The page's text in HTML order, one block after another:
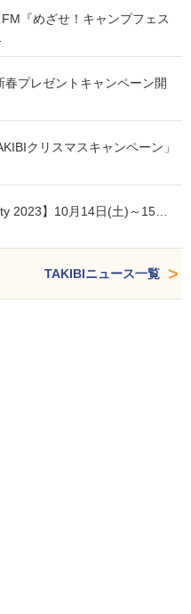
『めざせ！キャンプフェス
春プレゼントキャンペーン開
クリスマスキャンペーン」
2023】10月14日(土)～15…
TAKIBIニュース一覧